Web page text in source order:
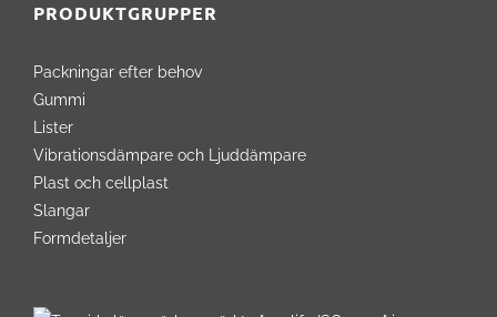
PRODUKTGRUPPER
Packningar efter behov
Gummi
Lister
Vibrationsdämpare och Ljuddämpare
Plast och cellplast
Slangar
Formdetaljer